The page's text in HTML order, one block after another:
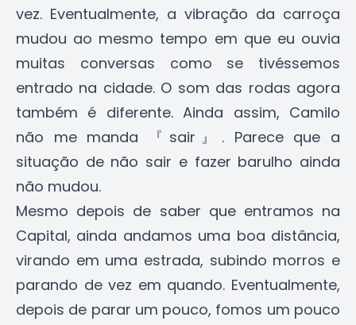
vez. Eventualmente, a vibração da carroça
mudou ao mesmo tempo em que eu ouvia
muitas conversas como se tivéssemos
entrado na cidade. O som das rodas agora
também é diferente. Ainda assim, Camilo
não me manda 『sair』. Parece que a
situação de não sair e fazer barulho ainda
não mudou.
Mesmo depois de saber que entramos na
Capital, ainda andamos uma boa distância,
virando em uma estrada, subindo morros e
parando de vez em quando. Eventualmente,
depois de parar um pouco, fomos um pouco